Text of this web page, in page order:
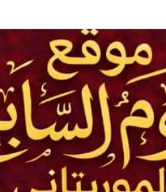
المؤسسات الصغيرة وتعزيز المحتوى